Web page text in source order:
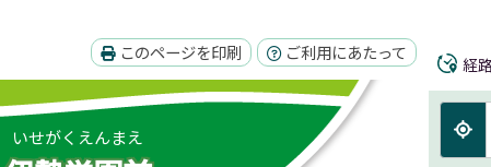
このページを印刷 ご利用にあたって
いせがくえんまえ
経